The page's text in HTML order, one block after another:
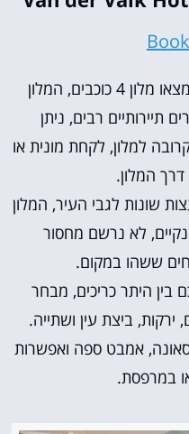
ברחוב Princenhagelaan תמצאו מלון 4 כוכבים, המלון
תיירותיים רבים, ניתן
למלון, לקחת מונית או
דרך המלון.
שונות לגבי העיר, המלון
ונקיים, לא נרשם מחסור
ששהו במקום.
בין היתר כריכים, מבחר
ירקות, ביצת עין ושתייה.
אמבט ספה ואפשרות
במרפסת.‬